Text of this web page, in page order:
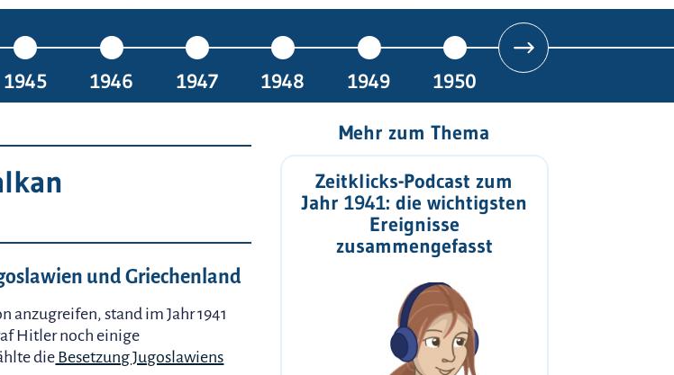
1945 1946 1947 1948 1949 1950
und Griechenland
anzugreifen, stand im Jahr 1941
Hitler noch einige
die Besetzung Jugoslawiens
Mehr zum Thema
Zeitklicks-Podcast zum
Jahr 1941: die wichtigsten
Ereignisse
zusammengefasst